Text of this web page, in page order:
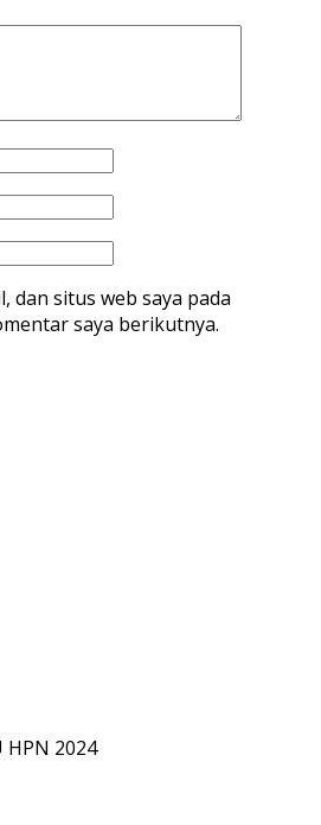
dan situs web saya pada
saya berikutnya.
HPN 2024